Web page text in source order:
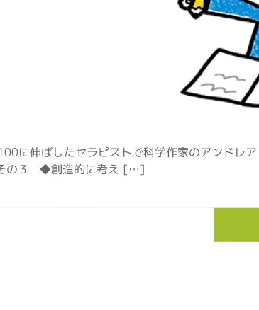
に伸ばしたセラピストで科学作家のアンドレ
の３ ◆創造的に考え […]